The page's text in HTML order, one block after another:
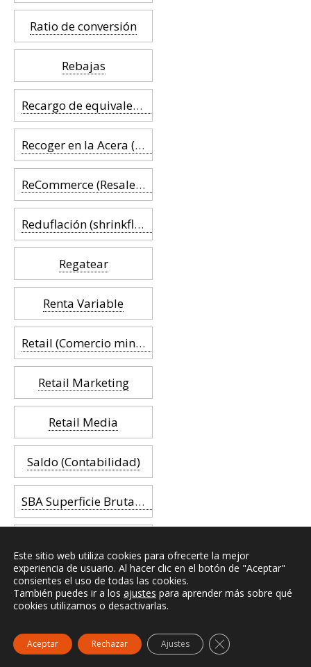
Ratio de conversión
Rebajas
Recargo de equivalencia (IVA)
Recoger en la Acera (Curbside Pickup)
ReCommerce (Resale Commerce)
Reduflación (shrinkflation)
Regatear
Renta Variable
Retail (Comercio minorista)
Retail Marketing
Retail Media
Saldo (Contabilidad)
SBA Superficie Bruta Alquilable
Seguro de Lucro Cesante
Seguro de robo
Este sitio web utiliza cookies para ofrecerte la mejor
experiencia de usuario. Al hacer clic en el botón de "Aceptar"
consientes el uso de todas las cookies.
También puedes ir a los ajustes para aprender más sobre qué
cookies utilizamos o desactivarlas.
Aceptar Rechazar Ajustes Cerrar el banner de